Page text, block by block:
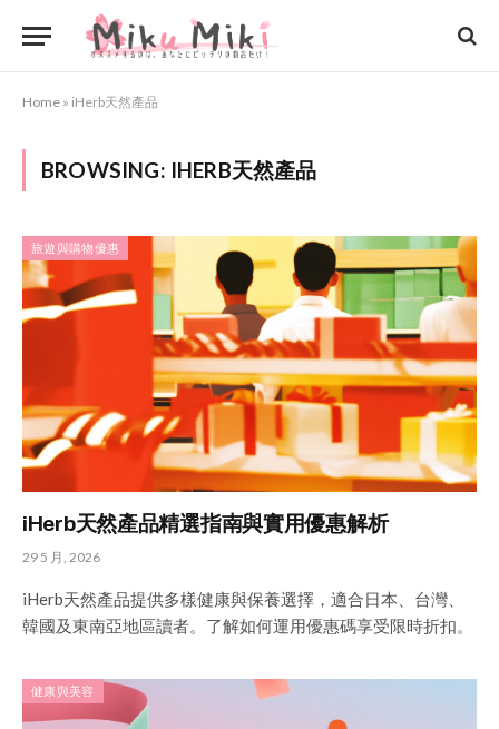
Home » iHerb天然產品
BROWSING: IHERB天然產品
旅遊與購物優惠
iHerb天然產品精選指南與實用優惠解析
29 5 月, 2026
iHerb天然產品提供多樣健康與保養選擇，適合日本、台灣、
韓國及東南亞地區讀者。了解如何運用優惠碼享受限時折扣。
健康與美容